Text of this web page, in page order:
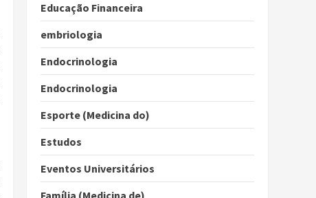
Educação Financeira
embriologia
Endocrinologia
Endocrinologia
Esporte (Medicina do)
Estudos
Eventos Universitários